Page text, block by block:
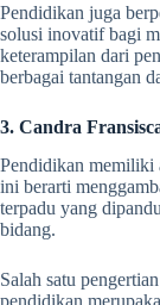
Pendidikan juga
solusi inovatif bagi
keterampilan dari
berbagai tantangan
3. Candra
Pendidikan memiliki
ini berarti
terpadu yang
bidang.
Salah satu